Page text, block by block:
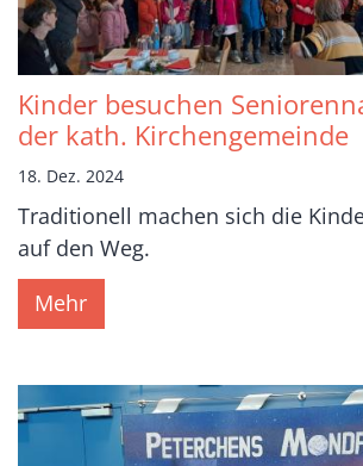
Kinder besuchen
der kath. Kirchengemeinde
18. Dez. 2024
Traditionell machen sich die
auf den Weg.
Mehr